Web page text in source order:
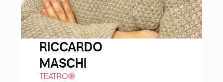
RICCARDO
MASCHI
TEATRO